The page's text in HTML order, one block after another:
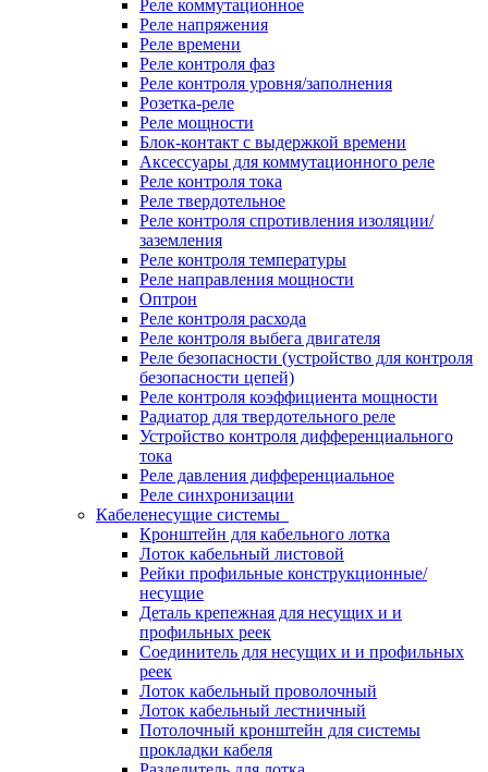
Реле коммутационное
Реле напряжения
Реле времени
Реле контроля фаз
Реле контроля уровня/заполнения
Розетка-реле
Реле мощности
Блок-контакт с выдержкой времени
Аксессуары для коммутационного реле
Реле контроля тока
Реле твердотельное
Реле контроля спротивления изоляции/
заземления
Реле контроля температуры
Реле направления мощности
Оптрон
Реле контроля расхода
Реле контроля выбега двигателя
Реле безопасности (устройство для контроля
безопасности цепей)
Реле контроля коэффициента мощности
Радиатор для твердотельного реле
Устройство контроля дифференциального
тока
Реле давления дифференциальное
Реле синхронизации
Кабеленесущие системы
Кронштейн для кабельного лотка
Лоток кабельный листовой
Рейки профильные конструкционные/
несущие
Деталь крепежная для несущих и и
профильных реек
Соединитель для несущих и и профильных
реек
Лоток кабельный проволочный
Лоток кабельный лестничный
Потолочный кронштейн для системы
прокладки кабеля